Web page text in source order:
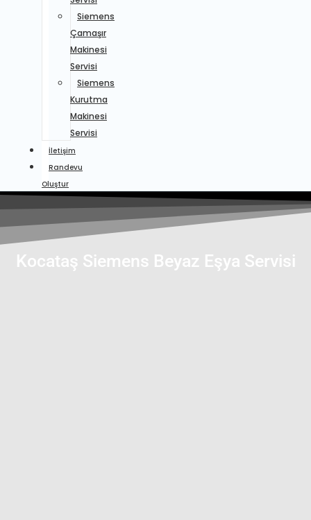
Siemens
Çamaşır
Makinesi
Servisi
Siemens
Kurutma
Makinesi
Servisi
İletişim
Randevu
Oluştur
Kocataş Siemens Beyaz Eşya Servisi